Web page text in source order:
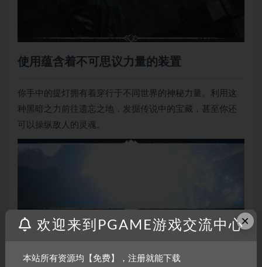
使用蕴含着不可思议力量的装置
你手中的提灯拥有着穿行于不同世界的神秘力量。利用这
种黑暗之力前往遗忘之地，发掘传说中的宝藏，甚至你还
可以操纵敌人的灵魂。
起死回生
在生者的世界中陨落……在亡者的世界中复苏。只有打败蜂
×
欢迎来到PGAME游戏交流中心
本站所有资源均【免费】，注册就能下载